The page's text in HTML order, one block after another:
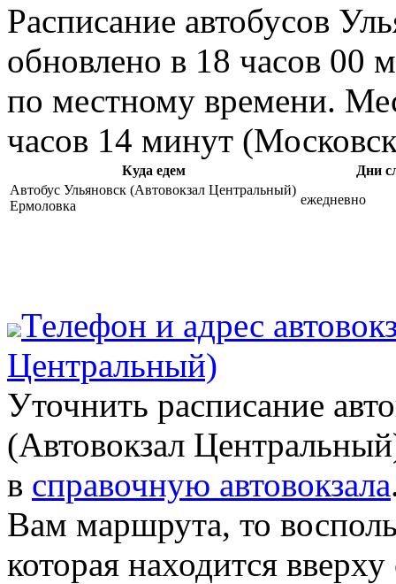
Расписание автобусов
обновлено в 18 часов 00
по местному времени.
часов 14 минут
Куда едем
Дни
Автобус Ульяновск (Автовокзал Центральный)
Ермоловка
ежедневно
Телефон и адрес
Центральный)
Уточнить расписание
(Автовокзал
в справочную автовокзала
Вам маршрута, то
которая находится